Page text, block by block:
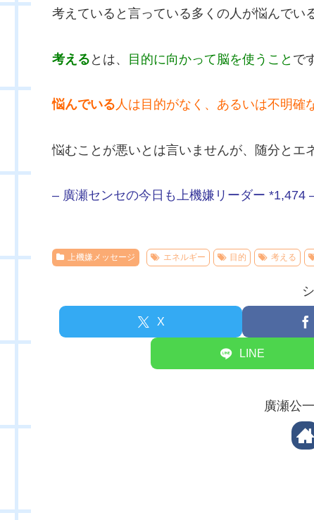
考えていると言っている多くの人が悩んでい
考える とは、 目的に向かって脳を使うこと で
悩んでいる 人は目的がなく、あるいは不明確
悩むことが悪いとは言いませんが、随分とエ
– 廣瀬センセの今日も上機嫌リーダー *1,474
上機嫌メッセージ エネルギー 目的 考える
X
LINE
廣瀬公